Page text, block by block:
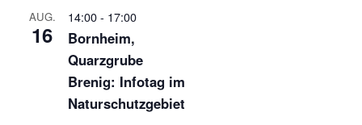
AUG.
16
14:00- 17:00
Bornheim,
Quarzgrube
Brenig: Infotag im
Naturschutzgebiet